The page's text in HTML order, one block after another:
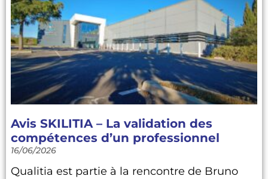
Avis SKILITIA – La validation des
compétences d’un professionnel
16/06/2026
Qualitia est partie à la rencontre de Bruno